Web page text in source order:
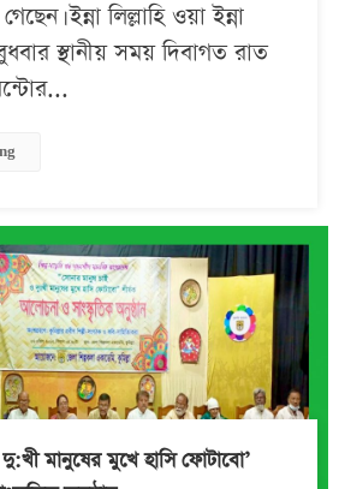
ইন্না লিল্লাহি ওয়া ইন্না
স্থানীয় সময় দিবাগত রাত
মানুষের মুখে হাসি ফোটাবো’